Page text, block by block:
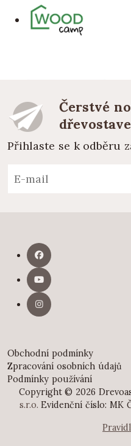
Čerstvé
Přihlaste se k odběru
Obchodní podmínky
Zpracování osobních údajů
Podmínky používání
Copyright © 2026
s.r.o. Evidenční číslo: MK